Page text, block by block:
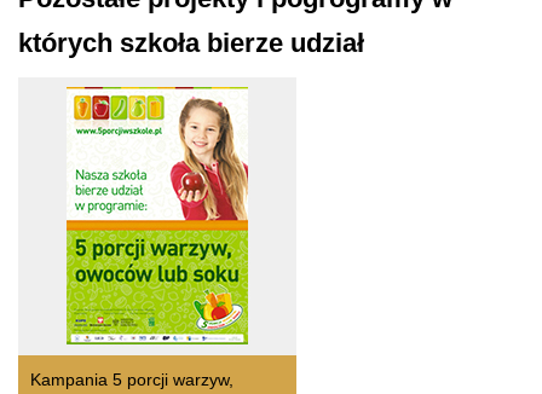
których szkoła bierze udział
Kampania 5 porcji warzyw,